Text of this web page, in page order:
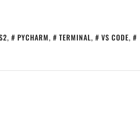
, PYCHARM, TERMINAL, VS CODE,